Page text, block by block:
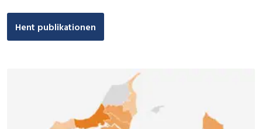
Hent publikationen